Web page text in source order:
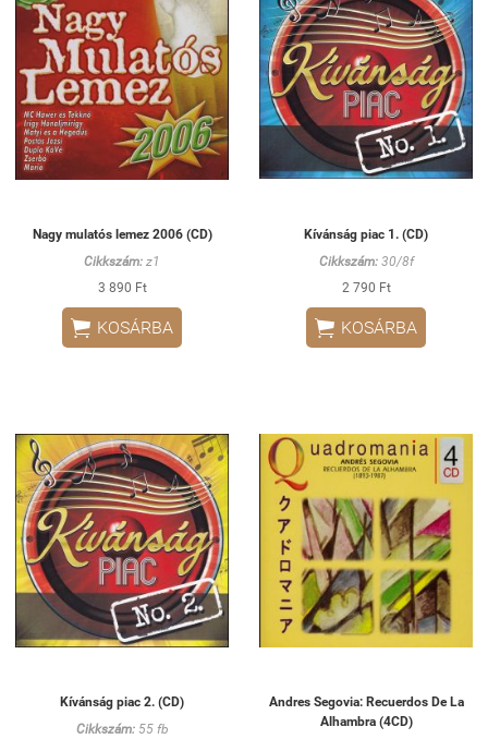
Nagy mulatós lemez 2006 (CD)
Cikkszám: z1
3 890 Ft
 KOSÁRBA
Kívánság piac 1. (CD)
Cikkszám:30/8f
2 790 Ft
 KOSÁRBA
Kívánság piac 2. (CD)
Cikkszám:55 fb
Andres Segovia: Recuerdos De La
Alhambra (4CD)